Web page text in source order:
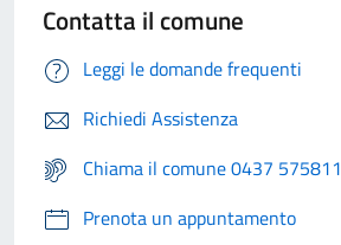
Contatta il comune
Leggi le domande frequenti
Richiedi Assistenza
Chiama il comune 0437 575811
Prenota un appuntamento